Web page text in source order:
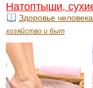
Натоптыши,
Здоровье человека
хозяйство и быт